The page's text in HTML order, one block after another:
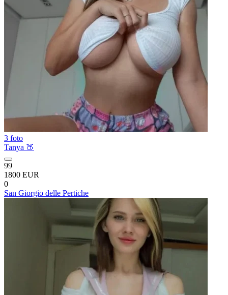
3 foto
Tanya 🍑
99
1800 EUR
0
San Giorgio delle Pertiche